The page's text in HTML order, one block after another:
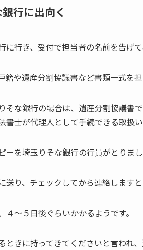
行に出向く
に行き、受付で担当者の名前を告げて
籍や遺産分割協議書など書類一式を担
そな銀行の場合は、遺産分割協議
書士が代理人として手続できる取扱い
ーを埼玉りそな銀行の行員がとりまし
送り、チェックしてから連絡しますと
４～５日後ぐらいかかるようです。
ときに持ってきてくださいと言われ、